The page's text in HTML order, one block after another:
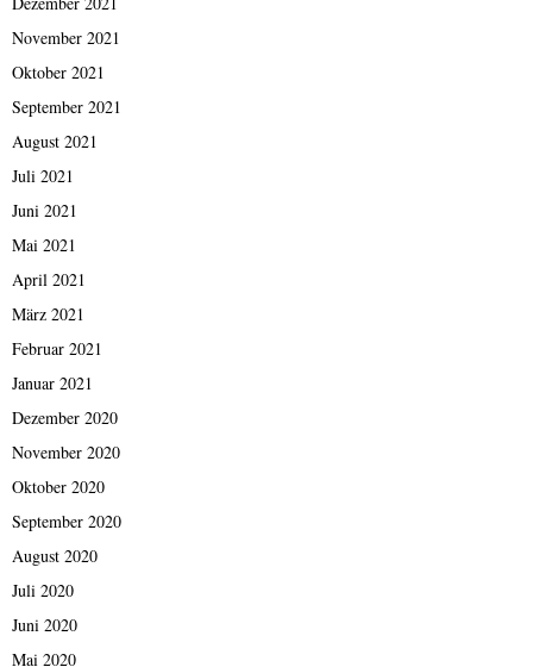
November 2021
Oktober 2021
September 2021
August 2021
Juli 2021
Juni 2021
Mai 2021
April 2021
März 2021
Februar 2021
Januar 2021
Dezember 2020
November 2020
Oktober 2020
September 2020
August 2020
Juli 2020
Juni 2020
Mai 2020